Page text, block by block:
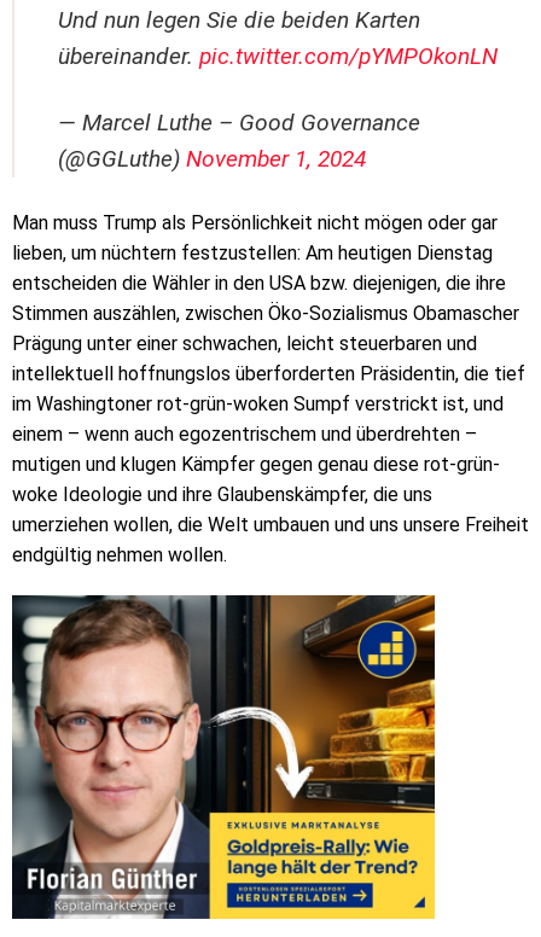
Und nun legen Sie die beiden Karten
übereinander. pic.twitter.com/pYMPOkonLN
— Marcel Luthe – Good Governance
(@GGLuthe) November 1, 2024
Man muss Trump als Persönlichkeit nicht mögen oder gar
lieben, um nüchtern festzustellen: Am heutigen Dienstag
entscheiden die Wähler in den USA bzw. diejenigen, die ihre
Stimmen auszählen, zwischen Öko-Sozialismus Obamascher
Prägung unter einer schwachen, leicht steuerbaren und
intellektuell hoffnungslos überforderten Präsidentin, die tief
im Washingtoner rot-grün-woken Sumpf verstrickt ist, und
einem – wenn auch egozentrischem und überdrehten –
mutigen und klugen Kämpfer gegen genau diese rot-grün-
woke Ideologie und ihre Glaubenskämpfer, die uns
umerziehen wollen, die Welt umbauen und uns unsere Freiheit
endgültig nehmen wollen.